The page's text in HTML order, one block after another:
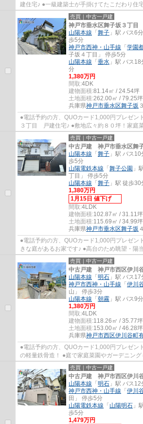
建住宅♪ ●一級建築士が手掛けてたこだわり住
したハイスペック住宅♪ ●63坪角地ですっきり
売買｜中古一戸建
神戸市垂水区舞子坂３丁
山陽本線 「舞子 」駅 バス6
歩5分
神戸市西神・山手線 「学園
子坂４丁目」 停歩5分
山陽本線 「垂水 」駅 バス
分
1,380万円
間取:4DK
建物面積:81.14㎡ / 24.54坪
土地面積:262.00㎡ / 79.25坪
兵庫県神戸市垂水区舞子坂
●電話予約の方、QUOカード1,000円プレゼン
３丁目 戸建住宅♪ ●敷地広々約８０坪！家庭
室６帖以上の間取りです♪ ●大型掘り込み車庫...
売買｜中古一戸建
中古戸建 神戸市垂水区舞
山陽本線 「舞子 」駅 バス
歩5分
山陽電鉄本線 「舞子公園 」
丁目」 停歩5分
山陽本線 「舞子 」駅 徒歩
1,380万円
1月15日 値下げ
間取:4LDK
建物面積:102.87㎡ / 31.11坪
土地面積:115.69㎡ / 34.99坪
兵庫県神戸市垂水区舞子坂
●電話予約の方、QUOカード1,000円プレゼン
きな庭があるお家です♪ ●高台のため眺望・陽
込車庫なので車を雨風から防げます♪ ●西舞子...
売買｜中古一戸建
中古戸建 神戸市西区伊川
山陽本線 「明石 」駅 バス
神戸市西神・山手線 「伊川
山」 停歩3分
山陽本線 「朝霧 」駅 バス9
1,380万円
間取:4LDK
建物面積:118.26㎡ / 35.77坪
土地面積:153.00㎡ / 46.28坪
兵庫県神戸市西区伊川谷町
●電話予約の方、QUOカード1,000円プレゼン
の軽量鉄骨造！ ●庭で家庭菜園やガーデニング
で陽当り・風通し良いお家です！ ●定期点検メ
売買｜中古一戸建
中古戸建 神戸市西区伊川
山陽本線 「明石 」駅 バス
神戸市西神・山手線 「伊川
田」 停歩5分
山陽電鉄本線 「山陽明石 」
歩5分
1,479万円